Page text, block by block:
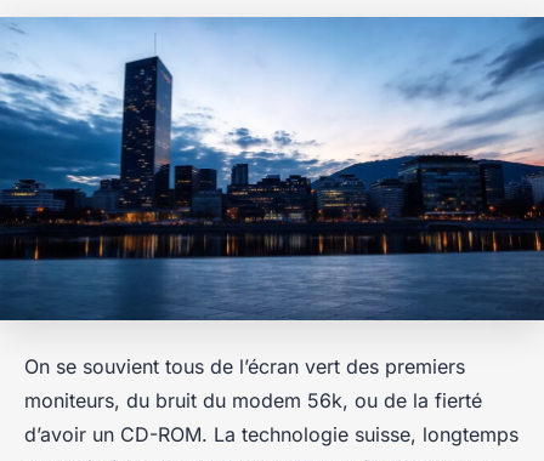
On se souvient tous de l’écran vert des premiers
moniteurs, du bruit du modem 56k, ou de la fierté
d’avoir un CD-ROM. La technologie suisse, longtemps